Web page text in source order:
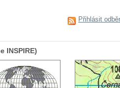
Přihlásit
INSPIRE)